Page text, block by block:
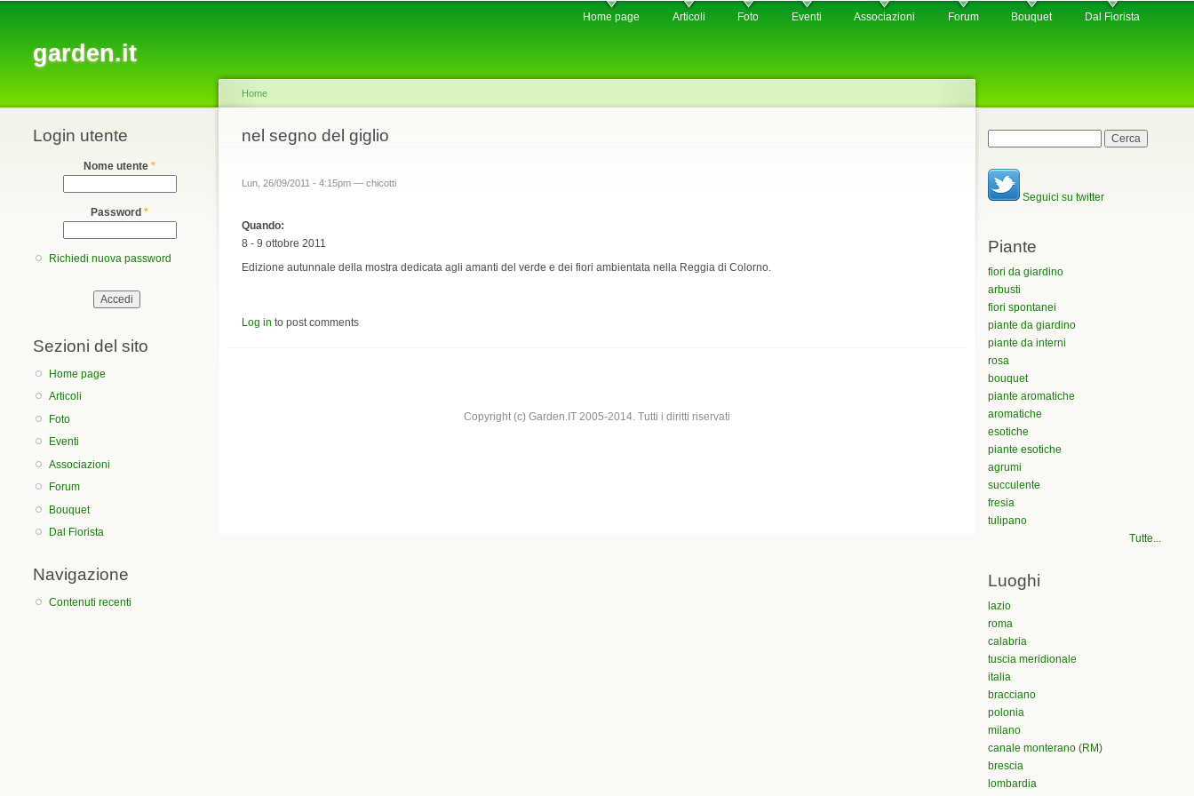
garden.it
Home page Articoli Foto Eventi Associazioni Forum Bouquet Dal Fiorista
Login utente
Nome utente *
Password *
Richiedi nuova password
Sezioni del sito
Home page
Articoli
Foto
Eventi
Associazioni
Forum
Bouquet
Dal Fiorista
Navigazione
Contenuti recenti
You are here
Home
nel segno del giglio
Lun, 26/09/2011 - 4:15pm — chicotti
Quando:
8 - 9 ottobre 2011
Edizione autunnale della mostra dedicata agli amanti del verde e dei fiori ambientata nella Reggia di Colorno.
Log in to post comments
Copyright (c) Garden.IT 2005-2014. Tutti i diritti riservati
Maschera di ricerca
Seguici su twitter
Piante
fiori da giardino
arbusti
fiori spontanei
piante da giardino
piante da interni
rosa
bouquet
piante aromatiche
aromatiche
esotiche
piante esotiche
agrumi
succulente
fresia
tulipano
Tutte...
Luoghi
lazio
roma
calabria
tuscia meridionale
italia
bracciano
polonia
milano
canale monterano (RM)
brescia
lombardia